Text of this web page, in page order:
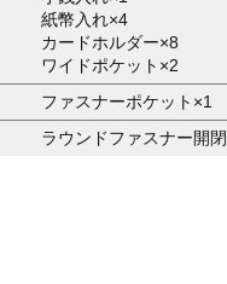
紙幣入れ×4
カードホルダー×8
ワイドポケット×2
ファスナーポケット×1
ラウンドファスナー開閉